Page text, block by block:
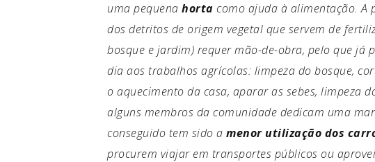
uma pequenahorta como ajuda à alimentação. A
dos detritos de origem vegetal que servem de
bosque e jardim) requer mão-de-obra, pelo que já
dia aos trabalhos agrícolas: limpeza do bosque,
o aquecimento da casa, aparar as sebes, limpeza
alguns membros da comunidade dedicam uma
conseguido tem sido amenor utilização dos
procurem viajar em transportes públicos ou